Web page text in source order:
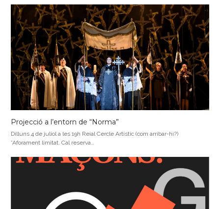
Projecció a l’entorn de “Norma”
Dilluns 4 de juliol a les 19h Reial Cercle Artístic (com arribar-hi?)
*Aforament limitat. Cal reserva…